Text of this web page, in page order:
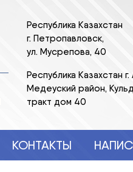
Республика Казахстан
г. Петропавловск,
ул. Мусрепова, 40
Республика Казахстан
Медеуский район,
тракт дом 40
КОНТАКТЫ